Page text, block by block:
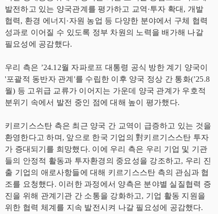
발전하고 있는 양국관계를 평가하고 교역·투자 확대, 개발
협력, 환경 에너지·자원 농업 등 다양한 분야에서 구체 협력
성과로 이어질 수 있도록 정부 차원의 노력을 배가해 나갈
필요성에 공감했다.
우리 측은 ’24.12월 자파로프 대통령 공식 방한 계기 양국이
'포괄적 동반자 관계'를 수립한 이후 양국 정상 간 통화(’25.8
월) 등 고위급 교류가 이어지는 가운데 양국 관계가 우호적
분위기 속에서 발전 중인 점에 대해 높이 평가했다.
키르기스스탄 측은 최근 양국 간 교역이 급증하고 있는 것을
환영한다고 하며, 앞으로 한국 기업의 對키르기스스탄 투자
가 증대되기를 희망했다. 이에 우리 측은 우리 기업 및 기관
들의 안정적 활동과 투자환경의 중요성을 강조하고, 우리 진
출 기업의 애로사항들에 대해 키르기스스탄 측의 관심과 협
조를 요청했다. 이러한 과정에서 양측은 분야별 실질협력 증
진을 위해 관계기관 간 소통을 강화하고, 기업 활동 지원을
위한 협력 체계를 지속 발전시켜 나갈 필요성에 공감했다.